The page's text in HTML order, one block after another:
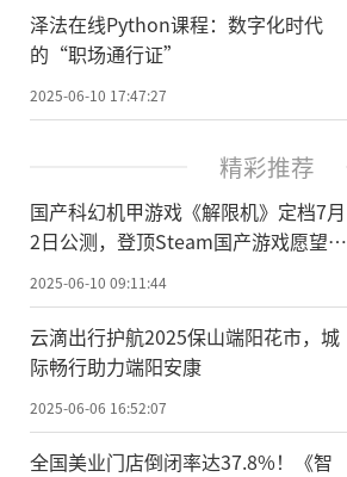
泽法在线Python课程：数字化时代
的“职场通行证”
2025-06-10 17:47:27
精彩推荐
国产科幻机甲游戏《解限机》定档7月
2日公测，登顶Steam国产游戏愿望单
榜首
2025-06-10 09:11:44
云滴出行护航2025保山端阳花市，城
际畅行助力端阳安康
2025-06-06 16:52:07
全国美业门店倒闭率达37.8%！《智